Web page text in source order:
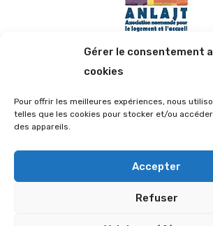
Gérer le consentement
cookies
Pour offrir les meilleures expériences, nous
telles que les cookies pour stocker et/ou
des appareils.
Accepter
Refuser
Contact
47 Rue d'Elbeuf, 76100